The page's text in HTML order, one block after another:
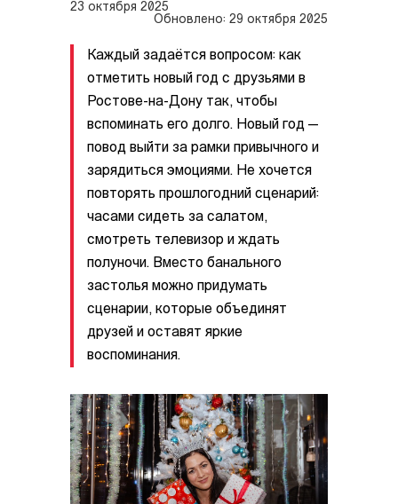
23 октября 2025
Обновлено: 29 октября 2025
Каждый задаётся вопросом: как
отметить новый год с друзьями в
Ростове-на-Дону так, чтобы
вспоминать его долго. Новый год —
повод выйти за рамки привычного и
зарядиться эмоциями. Не хочется
повторять прошлогодний сценарий:
часами сидеть за салатом,
смотреть телевизор и ждать
полуночи. Вместо банального
застолья можно придумать
сценарии, которые объединят
друзей и оставят яркие
воспоминания.